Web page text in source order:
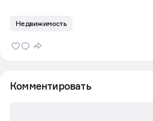
Недвижимость
Комментировать